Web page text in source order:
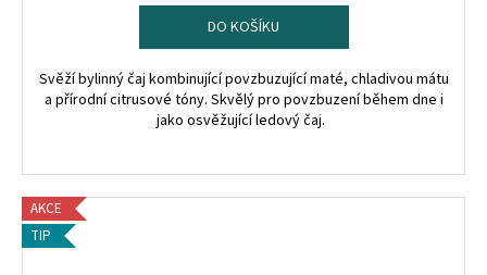
DO KOŠÍKU
Svěží bylinný čaj kombinující povzbuzující maté, chladivou mátu
a přírodní citrusové tóny. Skvělý pro povzbuzení během dne i
jako osvěžující ledový čaj.
AKCE
TIP